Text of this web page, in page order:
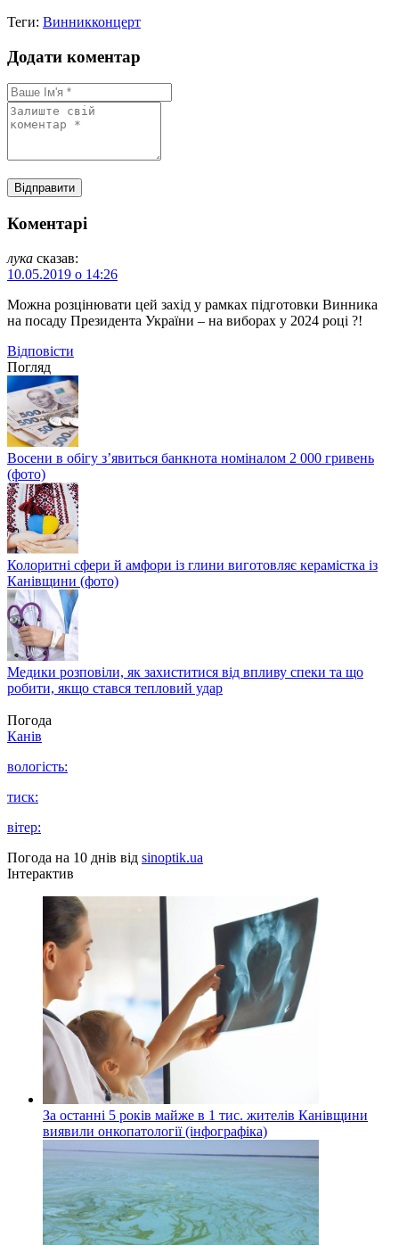
Теги: Винникконцерт
Додати коментар
Коментарі
лука сказав:
10.05.2019 о 14:26
Можна розцінювати цей захід у рамках підготовки Винника
на посаду Президента України – на виборах у 2024 році ?!
Відповіcти
Погляд
Восени в обігу з’явиться банкнота номіналом 2 000 гривень
(фото)
Колоритні сфери й амфори із глини виготовляє керамістка із
Канівщини (фото)
Медики розповіли, як захиститися від впливу спеки та що
робити, якщо стався тепловий удар
Погода
Канів
вологість:
тиск:
вітер:
Погода на 10 днів від sinoptik.ua
Інтерактив
За останні 5 років майже в 1 тис. жителів Канівщини
виявили онкопатології (інфографіка)